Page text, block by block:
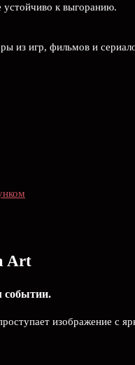
устойчиво к выгоранию.
из игр, фильмов и
Art
событии.
изображение с